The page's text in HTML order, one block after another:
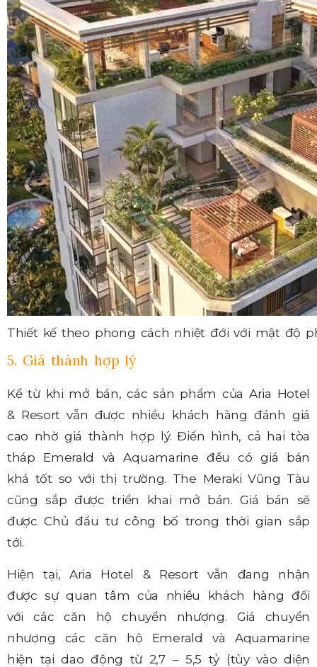
Thiết kế theo phong cách nhiệt đới với mật độ
5. Giá thành hợp lý
Kể từ khi mở bán, các sản phẩm của Aria Hotel
& Resort vẫn được nhiều khách hàng đánh giá
cao nhờ giá thành hợp lý. Điển hình, cả hai tòa
tháp Emerald và Aquamarine đều có giá bán
khá tốt so với thị trường. The Meraki Vũng Tàu
cũng sắp được triển khai mở bán. Giá bán sẽ
được Chủ đầu tư công bố trong thời gian sắp
tới.
Hiện tại, Aria Hotel & Resort vẫn đang nhận
được sự quan tâm của nhiều khách hàng đối
với các căn hộ chuyển nhượng. Giá chuyển
nhượng các căn hộ Emerald và Aquamarine
hiện tại dao động từ 2,7 – 5,5 tỷ (tùy vào diện